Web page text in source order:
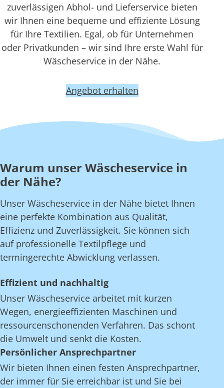
zuverlässigen Abhol- und Lieferservice bieten
wir Ihnen eine bequeme und effiziente Lösung
für Ihre Textilien. Egal, ob für Unternehmen
oder Privatkunden – wir sind Ihre erste Wahl für
Wäscheservice in der Nähe.
Angebot erhalten
Warum unser Wäscheservice in
der Nähe?
Unser Wäscheservice in der Nähe bietet Ihnen
eine perfekte Kombination aus Qualität,
Effizienz und Zuverlässigkeit. Sie können sich
auf professionelle Textilpflege und
termingerechte Abwicklung verlassen.
Effizient und nachhaltig
Unser Wäscheservice arbeitet mit kurzen
Wegen, energieeffizienten Maschinen und
ressourcenschonenden Verfahren. Das schont
die Umwelt und senkt die Kosten.
Persönlicher Ansprechpartner
Wir bieten Ihnen einen festen Ansprechpartner,
der immer für Sie erreichbar ist und Sie bei